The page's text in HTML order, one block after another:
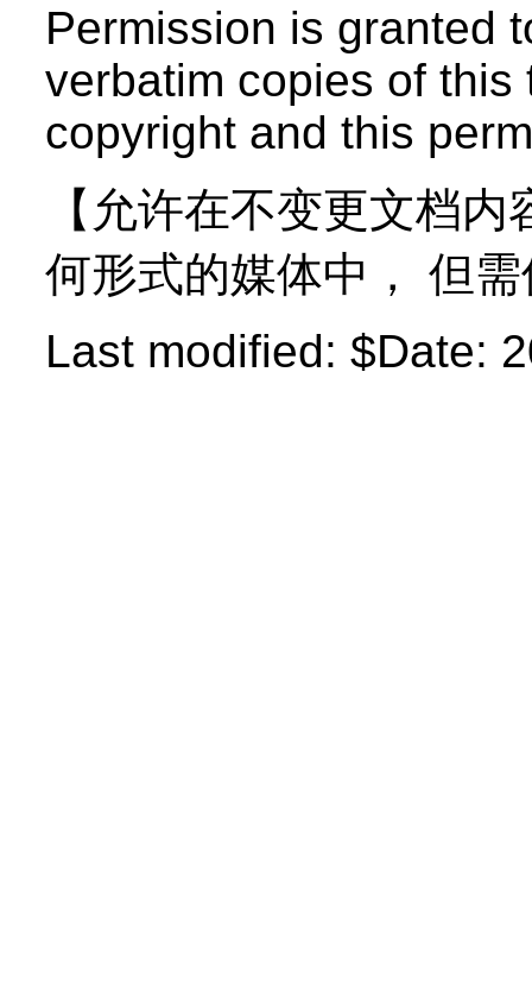
Permission is granted
verbatim copies of
copyright and this
【允许在不变更文档
何形式的媒体中， 但
Last modified: $Date: